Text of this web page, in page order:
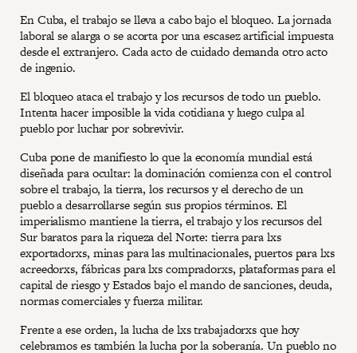
En Cuba, el trabajo se lleva a cabo bajo el bloqueo. La jornada
laboral se alarga o se acorta por una escasez artificial impuesta
desde el extranjero. Cada acto de cuidado demanda otro acto
de ingenio.
El bloqueo ataca el trabajo y los recursos de todo un pueblo.
Intenta hacer imposible la vida cotidiana y luego culpa al
pueblo por luchar por sobrevivir.
Cuba pone de manifiesto lo que la economía mundial está
diseñada para ocultar: la dominación comienza con el control
sobre el trabajo, la tierra, los recursos y el derecho de un
pueblo a desarrollarse según sus propios términos. El
imperialismo mantiene la tierra, el trabajo y los recursos del
Sur baratos para la riqueza del Norte: tierra para lxs
exportadorxs, minas para las multinacionales, puertos para lxs
acreedorxs, fábricas para lxs compradorxs, plataformas para el
capital de riesgo y Estados bajo el mando de sanciones, deuda,
normas comerciales y fuerza militar.
Frente a ese orden, la lucha de lxs trabajadorxs que hoy
celebramos es también la lucha por la soberanía. Un pueblo no